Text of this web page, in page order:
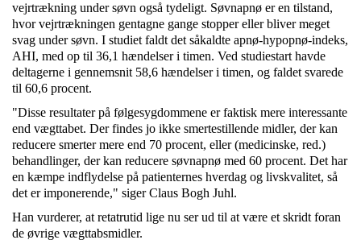
vejrtrækning under søvn også tydeligt. Søvnapnø er en tilstand,
hvor vejrtrækningen gentagne gange stopper eller bliver meget
svag under søvn. I studiet faldt det såkaldte apnø-hypopnø-indeks,
AHI, med op til 36,1 hændelser i timen. Ved studiestart havde
deltagerne i gennemsnit 58,6 hændelser i timen, og faldet svarede
til 60,6 procent.
"Disse resultater på følgesygdommene er faktisk mere interessante
end vægttabet. Der findes jo ikke smertestillende midler, der kan
reducere smerter mere end 70 procent, eller (medicinske, red.)
behandlinger, der kan reducere søvnapnø med 60 procent. Det har
en kæmpe indflydelse på patienternes hverdag og livskvalitet, så
det er imponerende," siger Claus Bogh Juhl.
Han vurderer, at retatrutid lige nu ser ud til at være et skridt foran
de øvrige vægttabsmidler.